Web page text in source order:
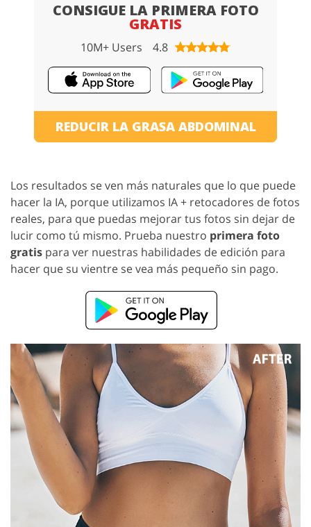
REDUCIR LA GRASA ABDOMINAL
CONSIGUE LA PRIMERA FOTO
GRATIS
10M+ Users 4.8
Los resultados se ven más naturales que lo que puede
hacer la IA, porque utilizamos IA + retocadores de fotos
reales, para que puedas mejorar tus fotos sin dejar de
lucir como tú mismo. Prueba nuestro primera foto
gratis para ver nuestras habilidades de edición para
hacer que su vientre se vea más pequeño sin pago.